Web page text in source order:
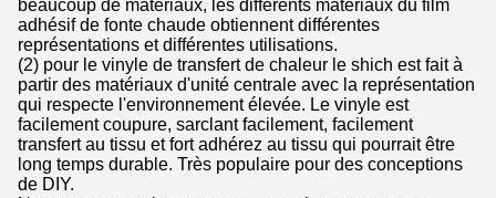
beaucoup de matériaux, les différents matériaux du film
adhésif de fonte chaude obtiennent différentes
représentations et différentes utilisations.
(2) pour le vinyle de transfert de chaleur le shich est fait à
partir des matériaux d'unité centrale avec la représentation
qui respecte l'environnement élevée. Le vinyle est
facilement coupure, sarclant facilement, facilement
transfert au tissu et fort adhérez au tissu qui pourrait être
long temps durable. Très populaire pour des conceptions
de DIY.